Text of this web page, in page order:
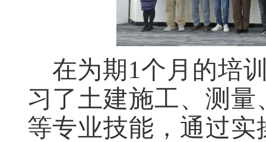
在为期1个月的培
习了土建施工、测
等专业技能，通过